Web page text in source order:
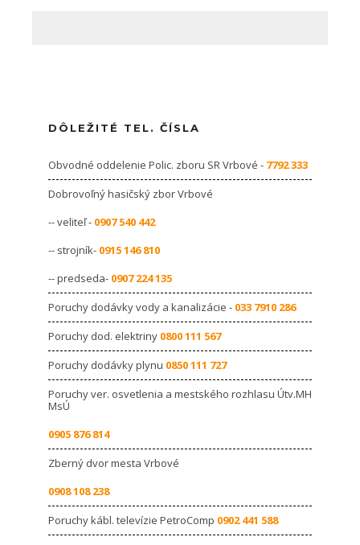
DÔLEŽITÉ TEL. ČÍSLA
Obvodné oddelenie Polic. zboru SR Vrbové - 7792 333
Dobrovoľný hasičský zbor Vrbové
-- veliteľ - 0907 540 442
-- strojník- 0915 146 810
-- predseda- 0907 224 135
Poruchy dodávky vody a kanalizácie - 033 7910 286
Poruchy dod. elektriny 0800 111 567
Poruchy dodávky plynu 0850 111 727
Poruchy ver. osvetlenia a mestského rozhlasu Útv.MH
MsÚ
0905 876 814
Zberný dvor mesta Vrbové
0908 108 238
Poruchy kábl. televízie PetroComp 0902 441 588